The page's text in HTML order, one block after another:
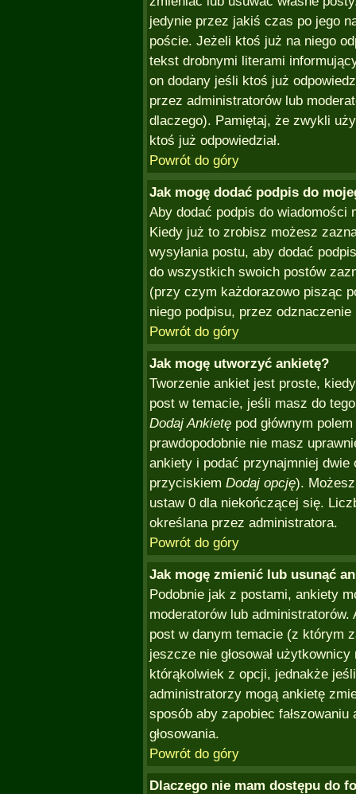
jedynie przez jakiś czas po jego
poście. Jeżeli ktoś już na niego
tekst drobnymi literami
on dodany jeśli ktoś już
przez administratorów lub
dlaczego). Pamiętaj, że zwykli
ktoś już odpowiedział.
Powrót do góry
Jak mogę dodać podpis do
Aby dodać podpis do
Kiedy już to zrobisz możesz
wysyłania postu, aby dodać
do wszystkich swoich postów
(przy czym każdorazowo pisząc
niego podpisu, przez
Powrót do góry
Jak mogę utworzyć ankietę?
Tworzenie ankiet jest proste,
post w temacie, jeśli masz do
Dodaj Ankietę pod głównym
prawdopodobnie nie masz
ankiety i podać przynajmniej
przyciskiem Dodaj opcję).
ustaw 0 dla niekończącej się.
określana przez administratora.
Powrót do góry
Jak mogę zmienić lub usunąć
Podobnie jak z postami, ankiety
moderatorów lub
post w danym temacie (z którym
jeszcze nie głosował
którąkolwiek z opcji, jednakże
administratorzy mogą ankietę
sposób aby zapobiec
głosowania.
Powrót do góry
Dlaczego nie mam dostępu do